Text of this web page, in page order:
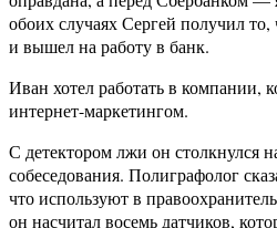
обоих случаях Сергей получил то,
и вышел на работу в банк.
Иван хотел работать в компании,
интернет-маркетингом.
С детектором лжи он столкнулся
собеседования. Полиграфолог
что используют в
он насчитал восемь датчиков,